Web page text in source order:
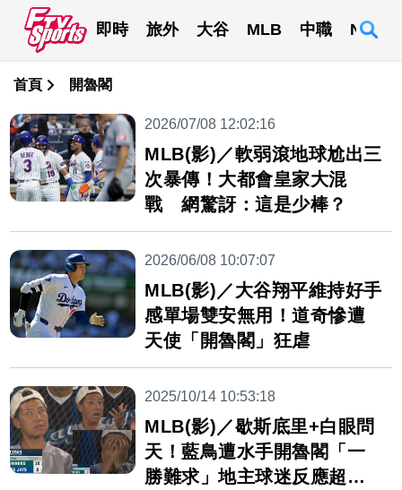
即時 旅外 大谷 MLB 中職 NBA
首頁 開魯閣
2026/07/08 12:02:16
MLB(影)／軟弱滾地球尬出三
次暴傳！大都會皇家大混
戰 網驚訝：這是少棒？
2026/06/08 10:07:07
MLB(影)／大谷翔平維持好手
感單場雙安無用！道奇慘遭
天使「開魯閣」狂虐
2025/10/14 10:53:18
MLB(影)／歇斯底里+白眼問
天！藍鳥遭水手開魯閣「一
勝難求」地主球迷反應超真